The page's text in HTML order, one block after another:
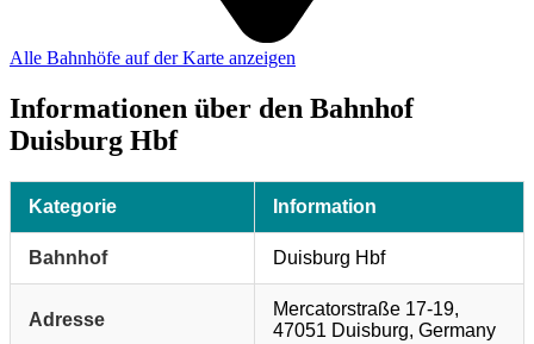
Alle Bahnhöfe auf der Karte anzeigen
Informationen über den Bahnhof
Duisburg Hbf
Kategorie Information
Bahnhof Duisburg Hbf
Adresse
Mercatorstraße 17-19,
47051 Duisburg, Germany